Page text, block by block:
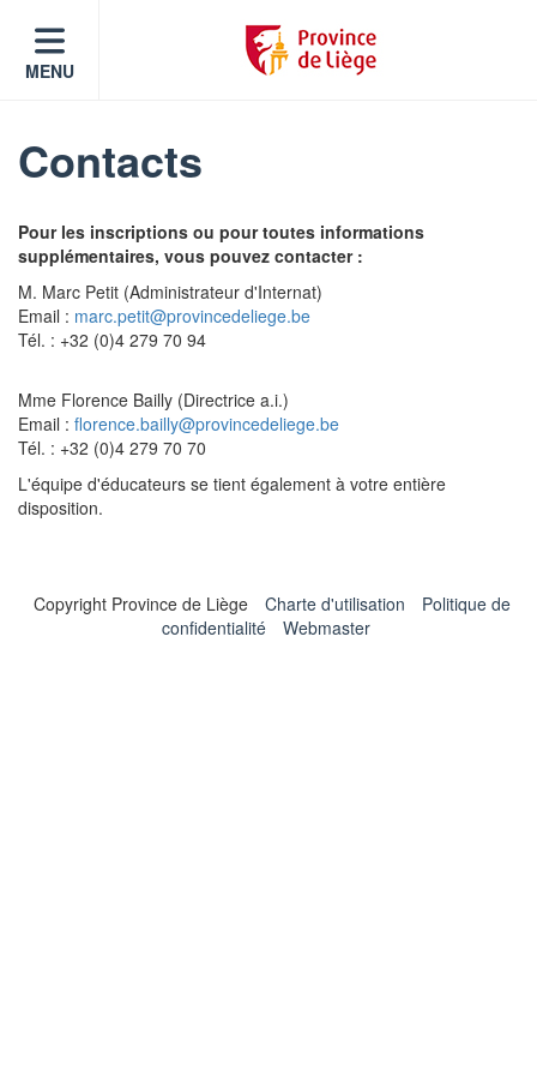
MENU
Contacts
Pour les inscriptions ou pour toutes informations
supplémentaires, vous pouvez contacter :
M. Marc Petit (Administrateur d'Internat)
Email : marc.petit@provincedeliege.be
Tél. : +32 (0)4 279 70 94
Mme Florence Bailly (Directrice a.i.)
Email : florence.bailly@provincedeliege.be
Tél. : +32 (0)4 279 70 70
L'équipe d'éducateurs se tient également à votre entière
disposition.
Copyright Province de Liège Charte d'utilisation
Politique de
confidentialité
Webmaster